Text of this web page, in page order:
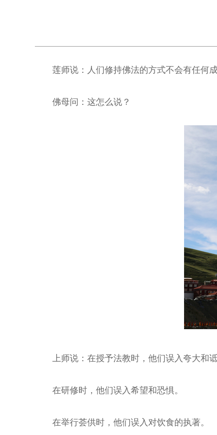
莲师说：人们修持佛法的方式不会有任何
佛母问：这怎么说？
上师说：在授予法教时，他们误入夸大和
在研修时，他们误入希望和恐惧。
在举行荟供时，他们误入对饮食的执著。